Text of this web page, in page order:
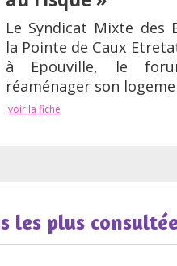
Le Syndicat Mixte des
la Pointe de Caux
à Epouville, le
réaménager son
voir la fiche
les plus